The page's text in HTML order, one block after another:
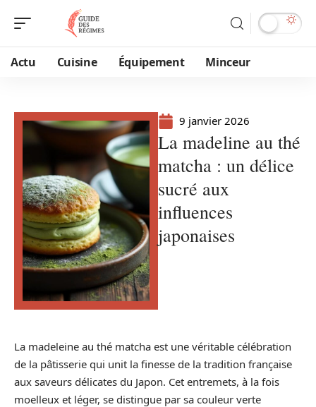
Actu Cuisine Équipement Minceur
9 janvier 2026
La madeline au thé
matcha : un délice
sucré aux
influences
japonaises
La madeleine au thé matcha est une véritable célébration
de la pâtisserie qui unit la finesse de la tradition française
aux saveurs délicates du Japon. Cet entremets, à la fois
moelleux et léger, se distingue par sa couleur verte